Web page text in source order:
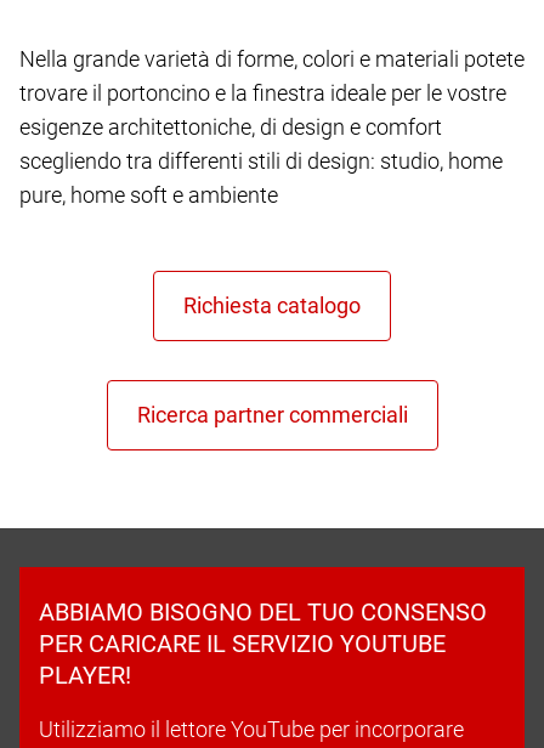
Nella grande varietà di forme, colori e materiali potete
trovare il portoncino e la finestra ideale per le vostre
esigenze architettoniche, di design e comfort
scegliendo tra differenti stili di design: studio, home
pure, home soft e ambiente
ABBIAMO BISOGNO DEL TUO CONSENSO
PER CARICARE IL SERVIZIO YOUTUBE
PLAYER!
Utilizziamo il lettore YouTube per incorporare